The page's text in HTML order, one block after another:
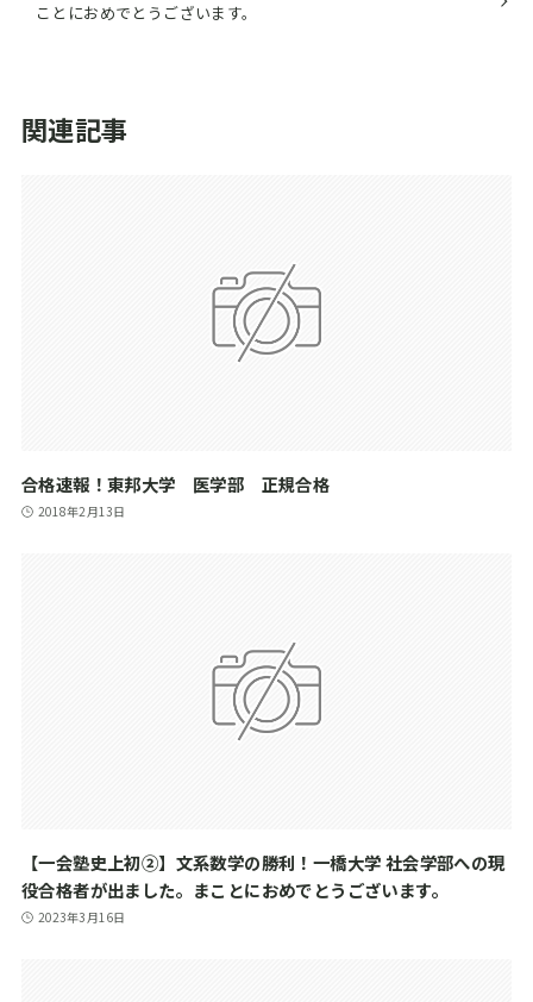
ことにおめでとうございます。
関連記事
合格速報！東邦大学 医学部 正規合格
2018年2月13日
【一会塾史上初②】文系数学の勝利！一橋大学 社会学部への現
役合格者が出ました。まことにおめでとうございます。
2023年3月16日